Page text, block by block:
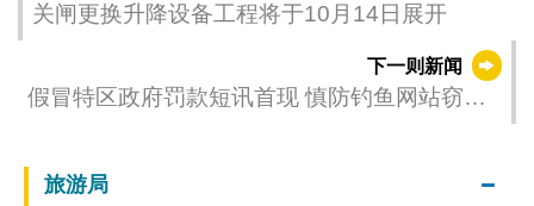
关闸更换升降设备工程将于10月14日展开
下一则新闻
假冒特区政府罚款短讯首现 慎防钓鱼网站窃取
旅游局